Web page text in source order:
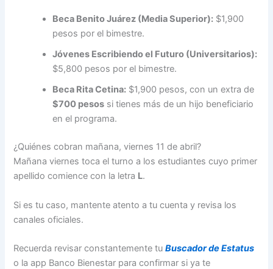
Beca Benito Juárez (Media Superior): $1,900
pesos por el bimestre.
Jóvenes Escribiendo el Futuro (Universitarios):
$5,800 pesos por el bimestre.
Beca Rita Cetina: $1,900 pesos, con un extra de
$700 pesos si tienes más de un hijo beneficiario
en el programa.
¿Quiénes cobran mañana, viernes 11 de abril?
Mañana viernes toca el turno a los estudiantes cuyo primer
apellido comience con la letra L.
Si es tu caso, mantente atento a tu cuenta y revisa los
canales oficiales.
Recuerda revisar constantemente tuBuscador de Estatus
o la app Banco Bienestar para confirmar si ya te